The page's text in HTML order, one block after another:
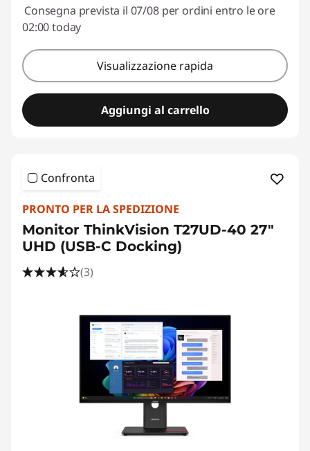
Consegna prevista il 07/08 per ordini entro le ore
02:00 today
Visualizzazione rapida
Aggiungi al carrello
Confronta
PRONTO PER LA SPEDIZIONE
Monitor ThinkVision T27UD-40 27"
UHD (USB-C Docking)
(3)